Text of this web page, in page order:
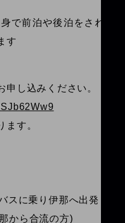
で前泊や後泊をされる
す
申し込みください。
ます。
スに乗り伊那へ出発
から合流の方)